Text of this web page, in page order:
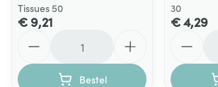
Tissues 50
€ 9,21
Bestel
30
€ 4,29